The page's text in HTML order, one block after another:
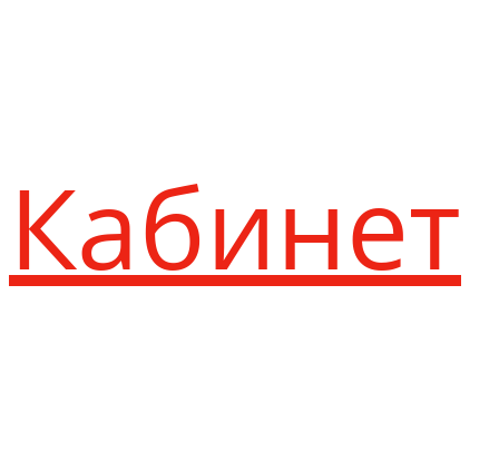
Кабинет